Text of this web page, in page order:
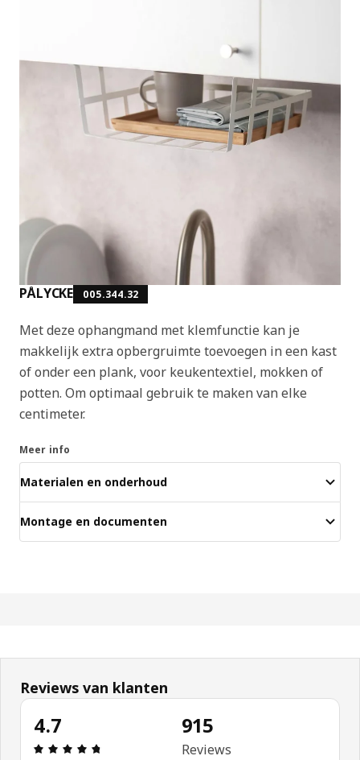
PÅLYCKE 005.344.32
Met deze ophangmand met klemfunctie kan je
makkelijk extra opbergruimte toevoegen in een kast
of onder een plank, voor keukentextiel, mokken of
potten. Om optimaal gebruik te maken van elke
centimeter.
Meer info
Materialen en onderhoud
Montage en documenten
Reviews van klanten
4.7
Beoordeling: 4.7 van 5 sterren. Totaal
915
Reviews